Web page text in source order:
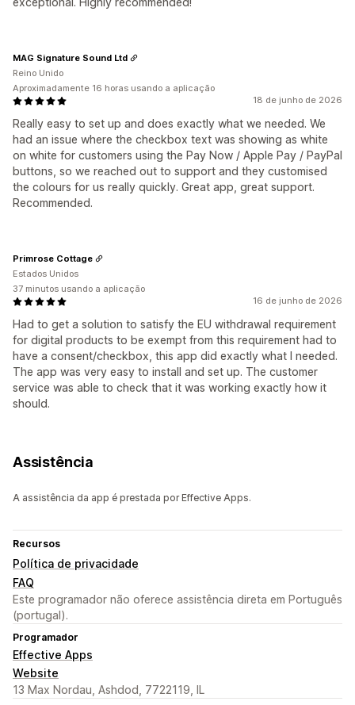
18 de junho de 2026
Really easy to set up and does exactly what we needed. We
had an issue where the checkbox text was showing as white
on white for customers using the Pay Now / Apple Pay / PayPal
buttons, so we reached out to support and they customised
the colours for us really quickly. Great app, great support.
Recommended.
MAG Signature Sound Ltd
Reino Unido
Aproximadamente 16 horas usando a aplicação
16 de junho de 2026
Had to get a solution to satisfy the EU withdrawal requirement
for digital products to be exempt from this requirement had to
have a consent/checkbox, this app did exactly what I needed.
The app was very easy to install and set up. The customer
service was able to check that it was working exactly how it
should.
Primrose Cottage
Estados Unidos
37 minutos usando a aplicação
Assistência
A assistência da app é prestada por Effective Apps.
Recursos
Política de privacidade
FAQ
Este programador não oferece assistência direta em Português
(portugal).
Programador
Effective Apps
Website
13 Max Nordau, Ashdod, 7722119, IL